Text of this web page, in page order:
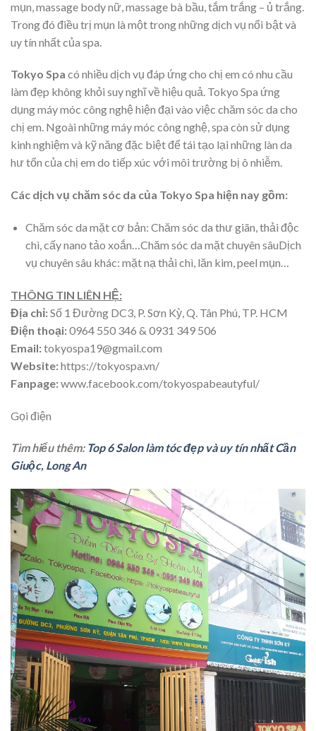
mụn, massage body nữ, massage bà bầu, tắm trắng – ủ trắng.
Trong đó điều trị mụn là một trong những dịch vụ nổi bật và
uy tín nhất của spa.
Tokyo Spa có nhiều dịch vụ đáp ứng cho chị em có nhu cầu
làm đẹp không khỏi suy nghĩ về hiệu quả. Tokyo Spa ứng
dụng máy móc công nghệ hiện đại vào việc chăm sóc da cho
chị em. Ngoài những máy móc công nghệ, spa còn sử dụng
kinh nghiệm và kỹ năng đặc biệt để tái tạo lại những làn da
hư tổn của chị em do tiếp xúc với môi trường bị ô nhiễm.
Các dịch vụ chăm sóc da của Tokyo Spa hiện nay gồm:
Chăm sóc da mặt cơ bản: Chăm sóc da thư giãn, thải độc
chì, cấy nano tảo xoắn…Chăm sóc da mặt chuyên sâuDịch
vụ chuyên sâu khác: mặt nạ thải chì, lăn kim, peel mụn…
THÔNG TIN LIÊN HỆ:
Địa chỉ:Số 1 Đường DC3, P. Sơn Kỳ, Q. Tân Phú, TP. HCM
Điện thoại:0964 550 346 & 0931 349 506
Email:tokyospa19@gmail.com
Website:https://tokyospa.vn/
Fanpage:www.facebook.com/tokyospabeautyful/
Gọi điện
Tìm hiểu thêm: Top 6 Salon làm tóc đẹp và uy tín nhất Cần
Giuộc, Long An